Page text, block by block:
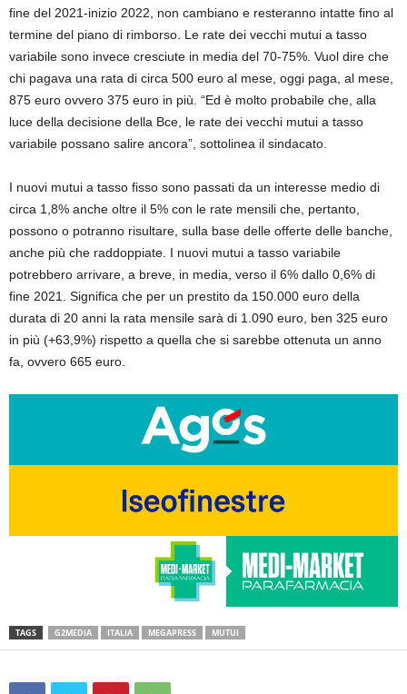
fine del 2021-inizio 2022, non cambiano e resteranno intatte fino al
termine del piano di rimborso. Le rate dei vecchi mutui a tasso
variabile sono invece cresciute in media del 70-75%. Vuol dire che
chi pagava una rata di circa 500 euro al mese, oggi paga, al mese,
875 euro ovvero 375 euro in più. “Ed è molto probabile che, alla
luce della decisione della Bce, le rate dei vecchi mutui a tasso
variabile possano salire ancora”, sottolinea il sindacato.
I nuovi mutui a tasso fisso sono passati da un interesse medio di
circa 1,8% anche oltre il 5% con le rate mensili che, pertanto,
possono o potranno risultare, sulla base delle offerte delle banche,
anche più che raddoppiate. I nuovi mutui a tasso variabile
potrebbero arrivare, a breve, in media, verso il 6% dallo 0,6% di
fine 2021. Significa che per un prestito da 150.000 euro della
durata di 20 anni la rata mensile sarà di 1.090 euro, ben 325 euro
in più (+63,9%) rispetto a quella che si sarebbe ottenuta un anno
fa, ovvero 665 euro.
TAGS G2MEDIA ITALIA MEGAPRESS MUTUI